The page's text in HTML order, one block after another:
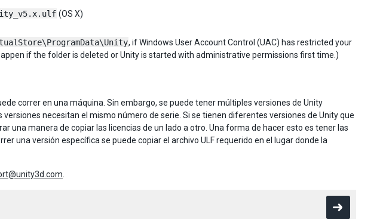
(OS X)
, if Windows User Account Control (UAC) has restricted your
if the folder is deleted or Unity is started with administrative permissions first time.)
correr en una máquina. Sin embargo, se puede tener múltiples versiones de Unity
necesitan el mismo número de serie. Si se tienen diferentes versiones de Unity que
una manera de copiar las licencias de un lado a otro. Una forma de hacer esto es tener las
una versión específica se puede copiar el archivo ULF requerido en el lugar donde la